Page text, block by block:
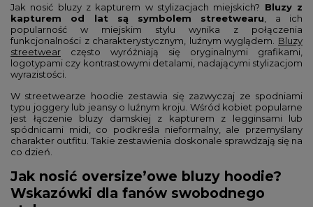
Jak nosić bluzy z kapturem w stylizacjach miejskich? Bluzy z
kapturem od lat są symbolem streetwearu , a ich
popularność w miejskim stylu wynika z połączenia
funkcjonalności z charakterystycznym, luźnym wyglądem. Bluzy
streetwear często wyróżniają się oryginalnymi grafikami,
logotypami czy kontrastowymi detalami, nadającymi stylizacjom
wyrazistości.
W streetwearze hoodie zestawia się zazwyczaj ze spodniami
typu joggery lub jeansy o luźnym kroju. Wśród kobiet popularne
jest łączenie bluzy damskiej z kapturem z legginsami lub
spódnicami midi, co podkreśla nieformalny, ale przemyślany
charakter outfitu. Takie zestawienia doskonale sprawdzają się na
co dzień.
Jak nosić oversize’owe bluzy hoodie?
Wskazówki dla fanów swobodnego